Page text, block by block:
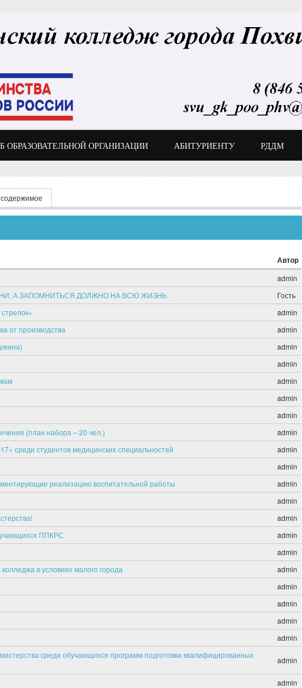
ОБРАЗОВАТЕЛЬНОЙ ОРГАНИЗАЦИИ АБИТУРИЕНТУ РДДМ
Автор
admin
А ЗАПОМНИТЬСЯ ДОЛЖНО НА ВСЮ ЖИЗНЬ.
Гость
admin
от производства
admin
admin
admin
admin
admin
admin
(план набора – 20 чел.)
admin
среди студентов медицинских специальностей
admin
admin
реализацию воспитательной работы
admin
admin
admin
ППКРС
admin
admin
в условиях малого города
admin
admin
admin
admin
admin
среди обучающихся программ подготовки квалифицированных
admin
admin